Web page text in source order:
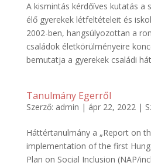
A kismintás kérdőíves kutatás a
élő gyerekek létfeltételeit és
2002-ben, hangsúlyozottan a
családok életkörülményeire
bemutatja a gyerekek családi
Tanulmány Egerről
Szerző: admin | ápr 22, 2022|
Háttértanulmány a „Report on
implementation of the first
Plan on Social Inclusion (NAP/